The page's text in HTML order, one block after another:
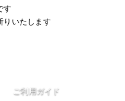
す
りいたします
ご利用ガイド